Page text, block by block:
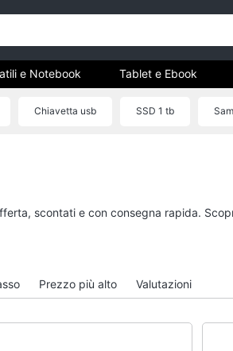
tutti Vedi tutti
e Notebook Tablet e Ebook
Chiavetta usb SSD 1 tb
scontati e con consegna rapida.
Prezzo più alto Valutazioni